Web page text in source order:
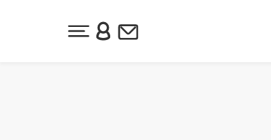
Desplegar menú principal
Inicia sesión o regístrate
Newsletter